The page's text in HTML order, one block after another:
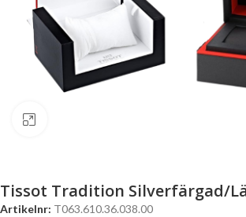
Tissot Tradition Silverfärgad/
Artikelnr: T063.610.36.038.00